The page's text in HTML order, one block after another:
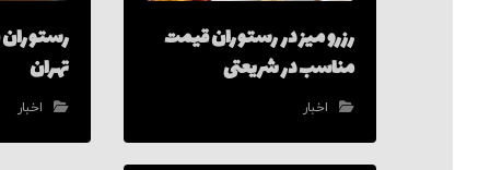
رزرو میز در رستوران قیمت
مناسب در شریعتی
اخبار
تهران
اخبار